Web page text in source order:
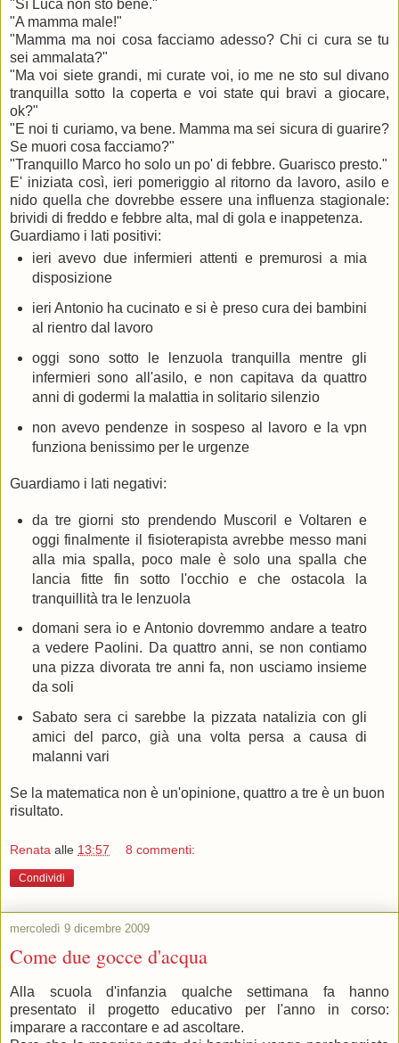
"Sì Luca non sto bene."
"A mamma male!"
"Mamma ma noi cosa facciamo adesso? Chi ci cura se tu
sei ammalata?"
"Ma voi siete grandi, mi curate voi, io me ne sto sul divano
tranquilla sotto la coperta e voi state qui bravi a giocare,
ok?"
"E noi ti curiamo, va bene. Mamma ma sei sicura di guarire?
Se muori cosa facciamo?"
"Tranquillo Marco ho solo un po' di febbre. Guarisco presto."
E' iniziata così, ieri pomeriggio al ritorno da lavoro, asilo e
nido quella che dovrebbe essere una influenza stagionale:
brividi di freddo e febbre alta, mal di gola e inappetenza.
Guardiamo i lati positivi:
ieri avevo due infermieri attenti e premurosi a mia
disposizione
ieri Antonio ha cucinato e si è preso cura dei bambini
al rientro dal lavoro
oggi sono sotto le lenzuola tranquilla mentre gli
infermieri sono all'asilo, e non capitava da quattro
anni di godermi la malattia in solitario silenzio
non avevo pendenze in sospeso al lavoro e la vpn
funziona benissimo per le urgenze
Guardiamo i lati negativi:
da tre giorni sto prendendo Muscoril e Voltaren e
oggi finalmente il fisioterapista avrebbe messo mani
alla mia spalla, poco male è solo una spalla che
lancia fitte fin sotto l'occhio e che ostacola la
tranquillità tra le lenzuola
domani sera io e Antonio dovremmo andare a teatro
a vedere Paolini. Da quattro anni, se non contiamo
una pizza divorata tre anni fa, non usciamo insieme
da soli
Sabato sera ci sarebbe la pizzata natalizia con gli
amici del parco, già una volta persa a causa di
malanni vari
Se la matematica non è un'opinione, quattro a tre è un buon
risultato.
Renata alle 13:57 8 commenti:
Condividi
mercoledì 9 dicembre 2009
Come due gocce d'acqua
Alla scuola d'infanzia qualche settimana fa hanno
presentato il progetto educativo per l'anno in corso:
imparare a raccontare e ad ascoltare.